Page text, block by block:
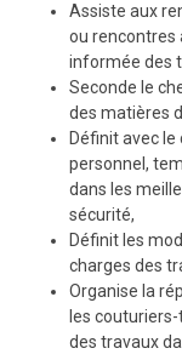
Assiste aux
ou rencontres
informée des
Seconde le
des matières
Définit avec
personnel,
dans les
sécurité,
Définit les
charges des
Organise la
les
des travaux